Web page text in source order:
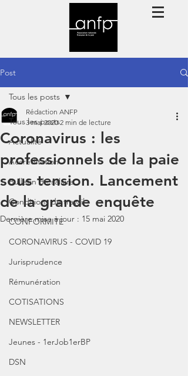
Post
Tous les posts
Actualité
Accréditation
Bulletin de salaire
Conditions de travail
CONFORMITE
CORONAVIRUS - COVID 19
Jurisprudence
Rémunération
COTISATIONS
NEWSLETTER
Jeunes - 1erJob1erBP
DSN
Tous les posts
Coronavirus : les
professionnels de la paie
sous tension. Lancement
de la grande enquête
Rédaction ANFP
3 mai 2020 2 min de lecture
Dernière mise à jour : 15 mai 2020